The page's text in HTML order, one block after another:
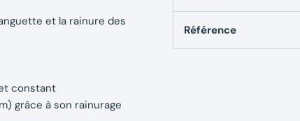
et la rainure des
constant
grâce à son rainurage
Référence